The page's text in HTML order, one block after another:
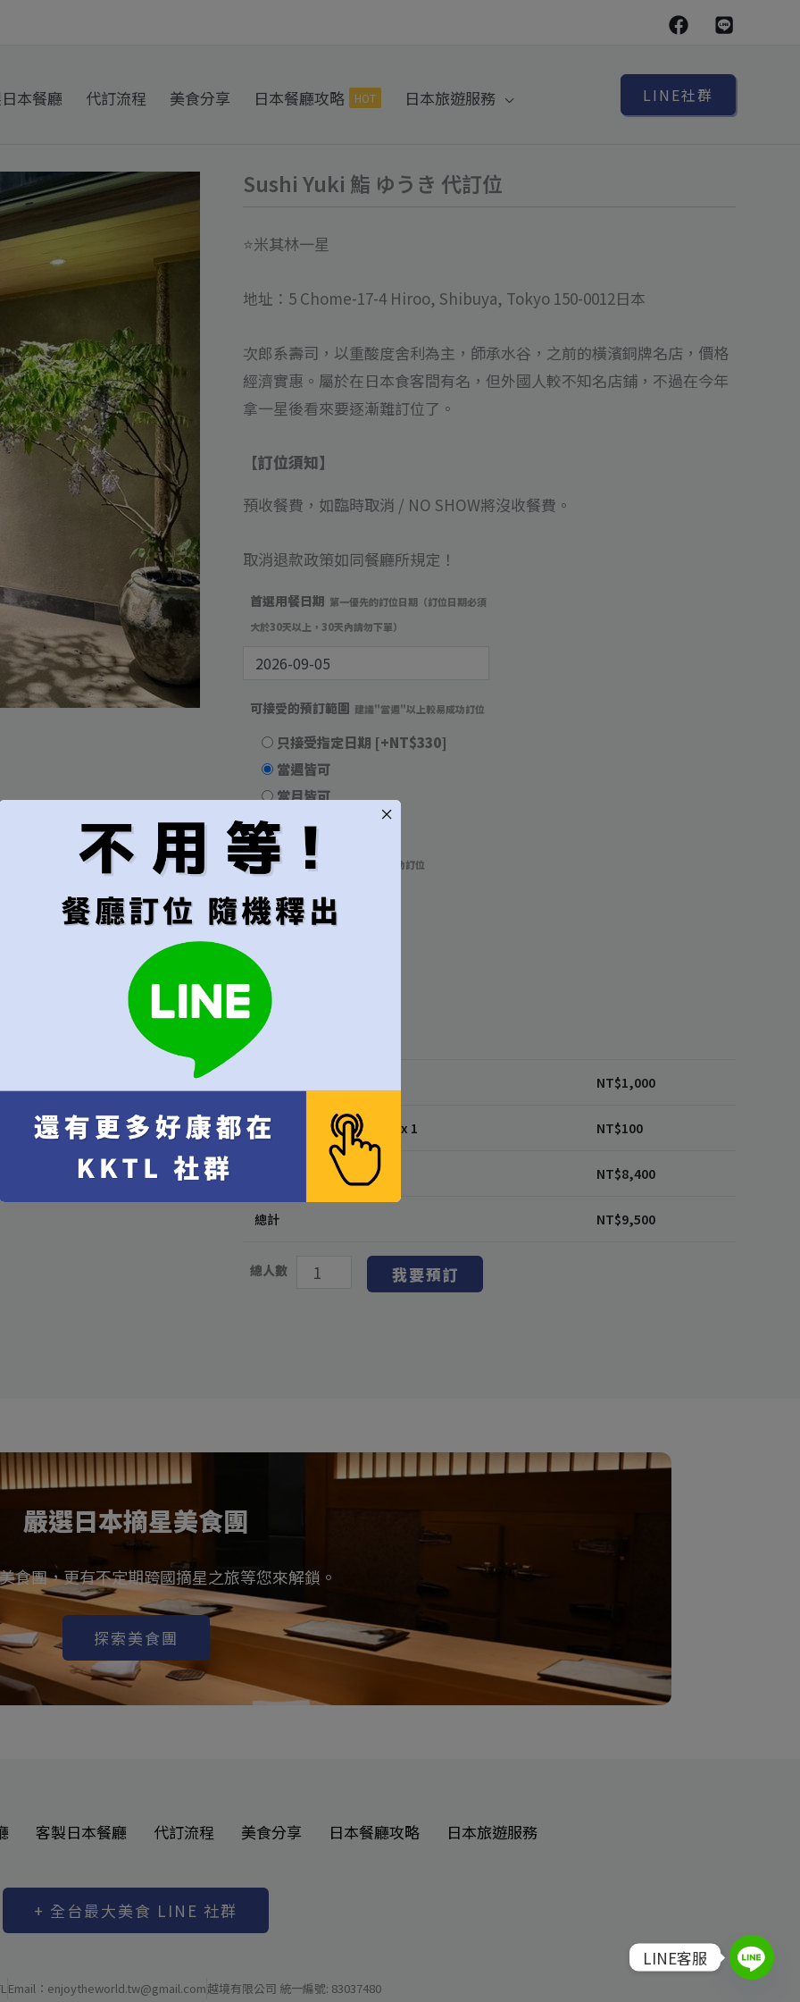
本餐廳 代訂流程 美食分享 日本餐廳攻略 HOT 日本旅遊服務 LINE社群
Sushi Yuki 鮨 ゆうき 代訂位
⭐️米其林一星
地址：5 Chome-17-4 Hiroo, Shibuya, Tokyo 150-0012日本
次郎系壽司，以重酸度舍利為主，師承水谷，之前的橫濱銅牌名店，價格
經濟實惠。屬於在日本食客間有名，但外國人較不知名店鋪，不過在今年
拿一星後看來要逐漸難訂位了。
【訂位須知】
預收餐費，如臨時取消 / NO SHOW將沒收餐費 。
取消退款政策如同餐廳所規定！
首選用餐日期 第一優先的訂位日期（訂位日期必須
大於30天以上，30天內請勿下單）
可接受的預訂範圍 建議"當週"以上較易成功訂位
只接受指定日期 [+NT$330]
當週皆可
當月皆可
無限制，有訂到就吃
用餐時段 建議"隨機"較容易成功訂位
隨機（建議）
午餐
代訂費
NT$1,000
10% 服務費 每位 NT$ x 1 NT$100
8,400x 1 NT$8,400
總計 NT$9,500
總人數
Sushi
鮨
う
代
訂
位
量
我要預訂
嚴選日本摘星美食團
食團，更有不定期跨國摘星之旅等您來解鎖。
探索美食團
客製日本餐廳 代訂流程 美食分享 日本餐廳攻略 日本旅遊服務
+ 全台最大美食 LINE 社群
Email：enjoytheworld.tw@gmail.com越境有限公司 統一編號: 83037480
LINE客服